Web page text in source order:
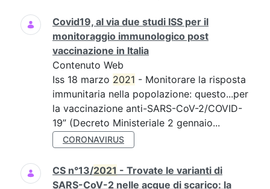
Covid19, al via due studi ISS per il
monitoraggio immunologico post
vaccinazione in Italia
Contenuto Web
Iss 18 marzo 2021 - Monitorare la risposta
immunitaria nella popolazione: questo...per
la vaccinazione anti-SARS-CoV-2/COVID-
19” (Decreto Ministeriale 2 gennaio...
CORONAVIRUS
CS n°13/2021 - Trovate le varianti di
SARS-CoV-2 nelle acque di scarico: la